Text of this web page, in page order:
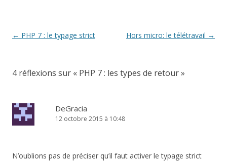
Navigation
← PHP 7 : le typage strict Hors micro: le télétravail →
4 réflexions sur « PHP 7 : les types de retour»
DeGracia
12 octobre 2015 à 10:48
N’oublions pas de préciser qu’il faut activer le typage strict